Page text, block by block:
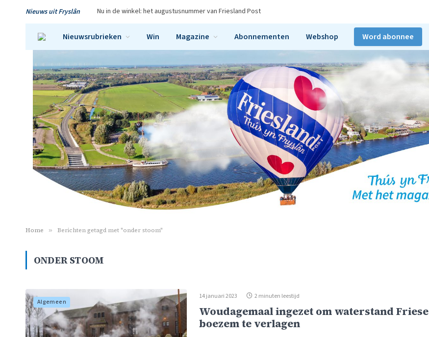
Nieuws uit Fryslân Nu in de winkel: het augustusnummer van Friesland Post
Nieuwsrubrieken Win Magazine Abonnementen Webshop Word abonnee
Home » Berichten getagd met "onder stoom"
ONDER STOOM
Algemeen
14 januari 2023 2 minuten leestijd
Woudagemaal ingezet om waterstand Friese
boezem te verlagen